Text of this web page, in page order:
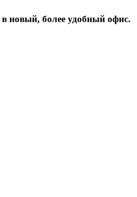
в новый, более удобный офис.